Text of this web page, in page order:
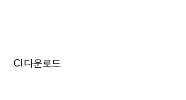
CI 다운로드